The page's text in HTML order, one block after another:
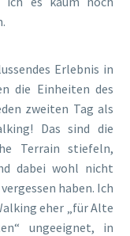
Erlebnis in
die Einheiten des
zweiten Tag als
Das sind die
Terrain stiefeln,
dabei wohl nicht
haben. Ich
eher „für Alte
ungeeignet, in